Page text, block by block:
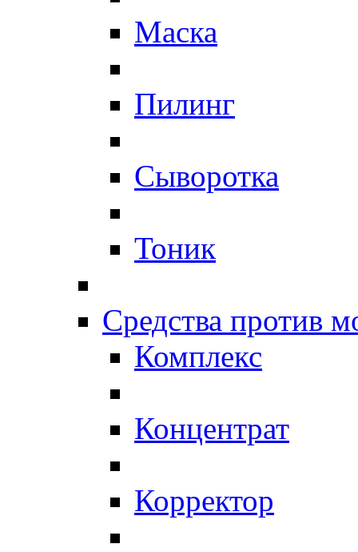
Маска
Пилинг
Сыворотка
Тоник
Средства против
Комплекс
Концентрат
Корректор